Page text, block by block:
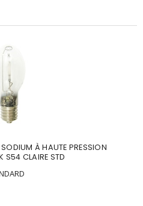
À HAUTE PRESSION
S54 CLAIRE STD